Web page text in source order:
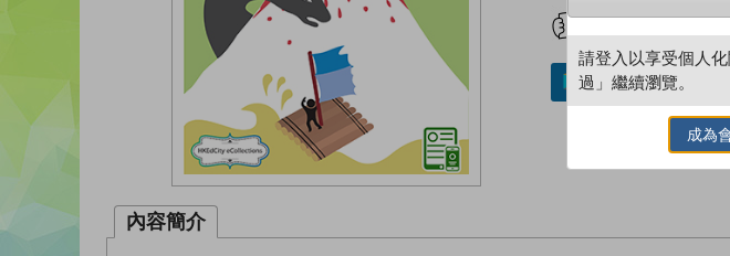
加入／閱讀電子
內容簡介
請登入以享受個人
過」繼續瀏覽。
成為